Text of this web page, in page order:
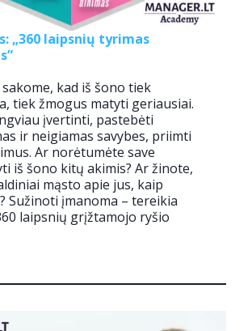
„360 laipsnių tyrimas
kad iš šono tiek
tiek žmogus matyti geriausiai.
įvertinti, pastebėti
ir neigiamas savybes, priimti
Ar norėtumėte save
iš šono kitų akimis? Ar žinote,
mąsto apie jus, kaip
Sužinoti įmanoma – tereikia
laipsnių grįžtamojo ryšio